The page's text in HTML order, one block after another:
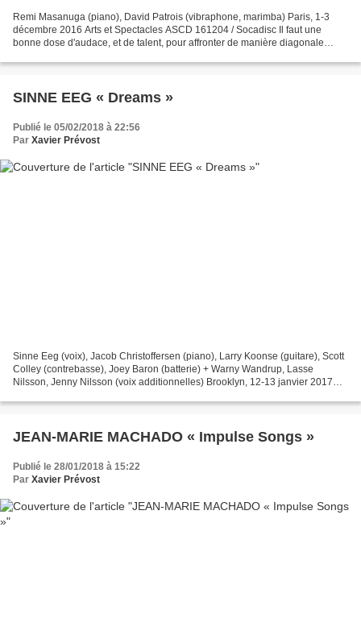
Remi Masanuga (piano), David Patrois (vibraphone, marimba) Paris, 1-3
décembre 2016 Arts et Spectacles ASCD 161204 / Socadisc Il faut une
bonne dose d'audace, et de talent, pour affronter de manière diagonale
SINNE EEG « Dreams »
Publié le 05/02/2018 à 22:56
Par Xavier Prévost
Sinne Eeg (voix), Jacob Christoffersen (piano), Larry Koonse (guitare), Scott
Colley (contrebasse), Joey Baron (batterie) + Warny Wandrup, Lasse
Nilsson, Jenny Nilsson (voix additionnelles) Brooklyn, 12-13 janvier 2017
JEAN-MARIE MACHADO « Impulse Songs »
Publié le 28/01/2018 à 15:22
Par Xavier Prévost